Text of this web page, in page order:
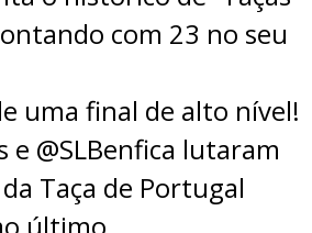
com 23 no seu
uma final de alto nível!
e @SLBenfica lutaram
Taça de Portugal